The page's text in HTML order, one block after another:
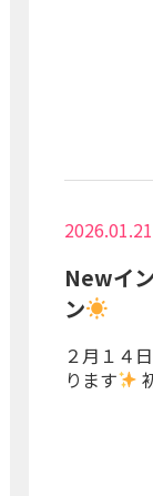
2026.01.21
Newイ
ン
２月１４
ります